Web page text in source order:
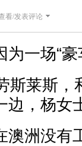
看/发表评论
一场“豪
斯莱斯，
，杨女
澳洲没有